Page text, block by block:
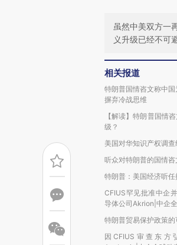
虽然中美双方一
义升级已经不可
相关报道
特朗普国情咨文称中
摒弃冷战思维
【解读】特朗普国情
级？
美国对华知识产权调
听众对特朗普的国情咨
特朗普：美国经济听
CFIUS罕见批准中企
导体公司Akrion|中企
特朗普贸易保护政策的
因CFIUS审查东